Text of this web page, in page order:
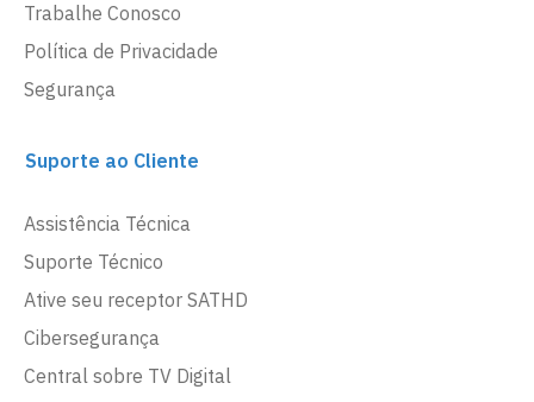
Trabalhe Conosco
Política de Privacidade
Segurança
Suporte ao Cliente
Assistência Técnica
Suporte Técnico
Ative seu receptor SATHD
Cibersegurança
Central sobre TV Digital